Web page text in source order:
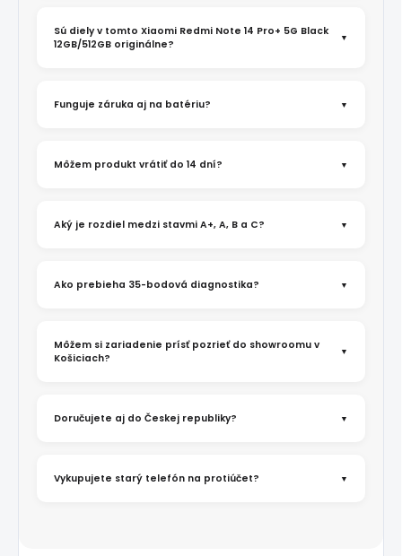
Sú diely v tomto Xiaomi Redmi Note 14 Pro+ 5G Black
12GB/512GB originálne?
Funguje záruka aj na batériu?
Môžem produkt vrátiť do 14 dní?
Aký je rozdiel medzi stavmi A+, A, B a C?
Ako prebieha 35-bodová diagnostika?
Môžem si zariadenie prísť pozrieť do showroomu v
Košiciach?
Doručujete aj do Českej republiky?
Vykupujete starý telefón na protiúčet?